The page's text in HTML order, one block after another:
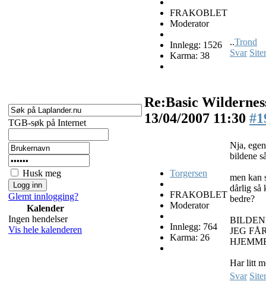
TGB-søk på Internet
Husk meg
Glemt innlogging?
Kalender
Ingen hendelser
Vis hele kalenderen
FRAKOBLET
Moderator
Innlegg: 1526
Karma: 38
..Trond
Svar Siter
Re:Basic
13/04/2007 11:30
Torgersen
FRAKOBLET
Moderator
Innlegg: 764
Karma: 26
Nja,
bildene
men kan
dårlig så
bedre?
JEG
Har litt
Svar Siter